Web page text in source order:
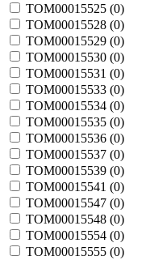
TOM00015525 (0)
TOM00015528 (0)
TOM00015529 (0)
TOM00015530 (0)
TOM00015531 (0)
TOM00015533 (0)
TOM00015534 (0)
TOM00015535 (0)
TOM00015536 (0)
TOM00015537 (0)
TOM00015539 (0)
TOM00015541 (0)
TOM00015547 (0)
TOM00015548 (0)
TOM00015554 (0)
TOM00015555 (0)